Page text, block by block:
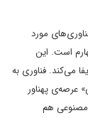
مورد
است. این
می‌کند. فناوری به
پهناور
مصنوعی هم